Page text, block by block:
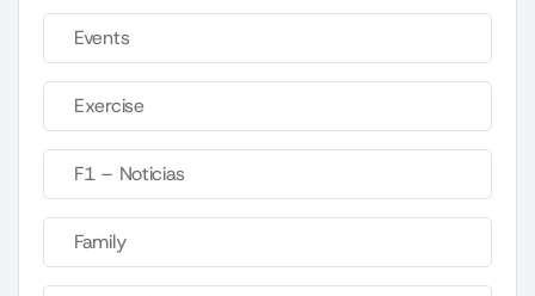
Events
Exercise
F1 – Noticias
Family